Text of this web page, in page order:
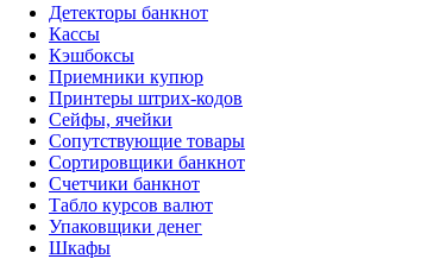
Детекторы банкнот
Кассы
Кэшбоксы
Приемники купюр
Принтеры штрих-кодов
Сейфы, ячейки
Сопутствующие товары
Сортировщики банкнот
Счетчики банкнот
Табло курсов валют
Упаковщики денег
Шкафы